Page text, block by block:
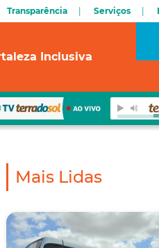
Transparência Serviços
Inclusiva
Mais Lidas